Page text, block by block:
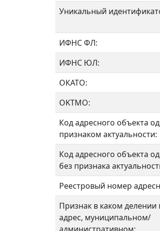
Уникальный
ИФНС ФЛ:
ИФНС ЮЛ:
ОКАТО:
OKTMO:
Код адресного объекта
признаком актуальности:
Код адресного объекта
без признака
Реестровый номер
Признак в каком делении
адрес, муниципальном/